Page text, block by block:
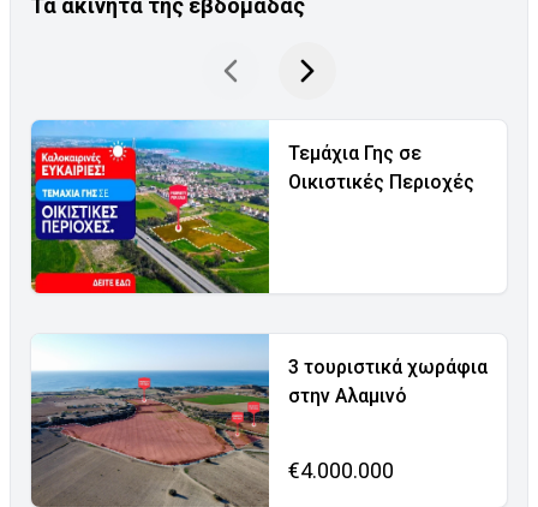
Τα ακίνητα της εβδομάδας
Τεμάχια Γης σε
Οικιστικές Περιοχές
3 τουριστικά χωράφια
στην Αλαμινό
€4.000.000